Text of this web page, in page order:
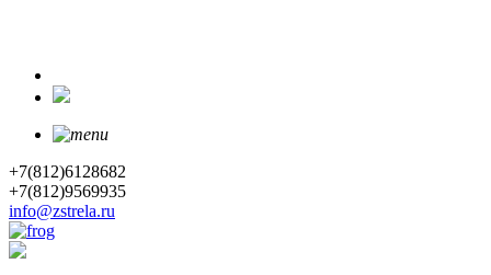
+7(812)6128682
+7(812)9569935
info@zstrela.ru